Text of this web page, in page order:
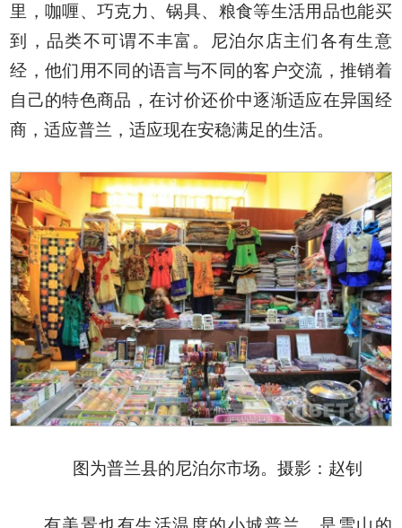
里，咖喱、巧克力、锅具、粮食等生活用品也能买
到，品类不可谓不丰富。尼泊尔店主们各有生意
经，他们用不同的语言与不同的客户交流，推销着
自己的特色商品，在讨价还价中逐渐适应在异国经
商，适应普兰，适应现在安稳满足的生活。
图为普兰县的尼泊尔市场。摄影：赵钊